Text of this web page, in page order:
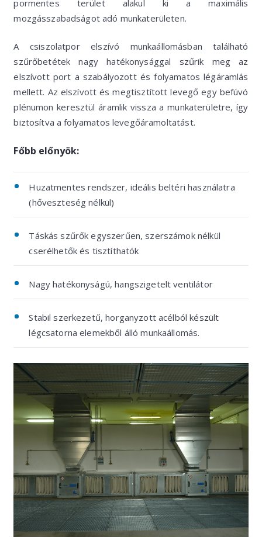
pormentes terület alakul ki a maximális
mozgásszabadságot adó munkaterületen.
A csiszolatpor elszívó munkaállomásban található
szűrőbetétek nagy hatékonysággal szűrik meg az
elszívott port a szabályozott és folyamatos légáramlás
mellett. Az elszívott és megtisztított levegő egy befúvó
plénumon keresztül áramlik vissza a munkaterületre, így
biztosítva a folyamatos levegőáramoltatást.
Főbb előnyök:
Huzatmentes rendszer, ideális beltéri használatra
(hőveszteség nélkül)
Táskás szűrők egyszerűen, szerszámok nélkül
cserélhetők és tisztíthatók
Nagy hatékonyságú, hangszigetelt ventilátor
Stabil szerkezetű, horganyzott acélból készült
légcsatorna elemekből álló munkaállomás.